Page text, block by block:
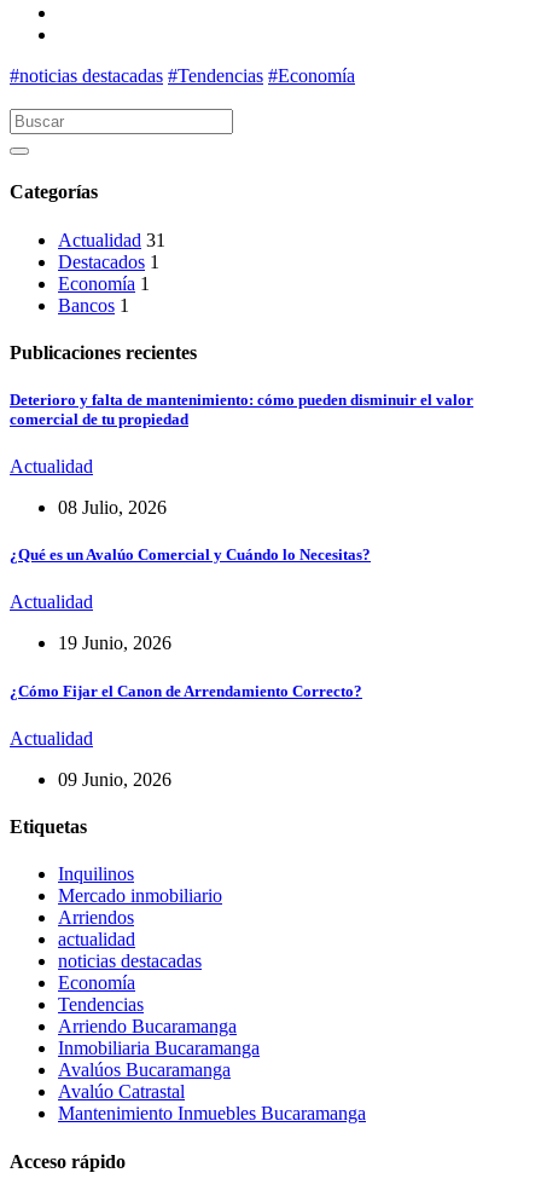
#noticias destacadas #Tendencias #Economía
Categorías
Actualidad 31
Destacados 1
Economía 1
Bancos 1
Publicaciones recientes
Deterioro y falta de mantenimiento: cómo pueden disminuir el valor
comercial de tu propiedad
Actualidad
08 Julio, 2026
¿Qué es un Avalúo Comercial y Cuándo lo Necesitas?
Actualidad
19 Junio, 2026
¿Cómo Fijar el Canon de Arrendamiento Correcto?
Actualidad
09 Junio, 2026
Etiquetas
Inquilinos
Mercado inmobiliario
Arriendos
actualidad
noticias destacadas
Economía
Tendencias
Arriendo Bucaramanga
Inmobiliaria Bucaramanga
Avalúos Bucaramanga
Avalúo Catrastal
Mantenimiento Inmuebles Bucaramanga
Acceso rápido